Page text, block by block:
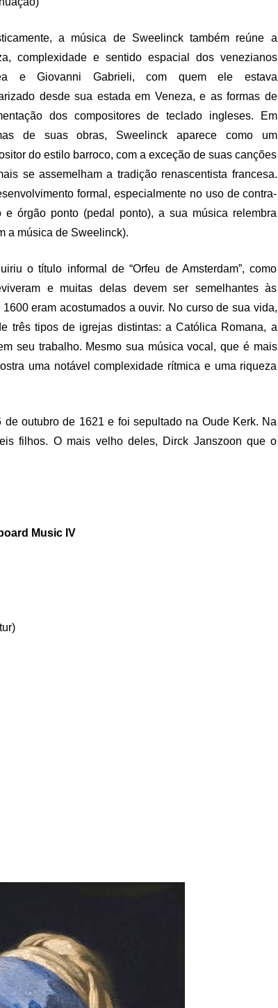
a música de Sweelinck também reúne a
complexidade e sentido espacial dos venezianos
e Giovanni Gabrieli, com quem ele estava
desde sua estada em Veneza, e as formas de
dos compositores de teclado ingleses. Em
de suas obras, Sweelinck aparece como um
do estilo barroco, com a exceção de suas canções
se assemelham a tradição renascentista francesa.
formal, especialmente no uso de contra-
e órgão ponto (pedal ponto), a sua música relembra
a música de Sweelinck).
o título informal de “Orfeu de Amsterdam”, como
e muitas delas devem ser semelhantes às
eram acostumados a ouvir. No curso de sua vida,
três tipos de igrejas distintas: a Católica Romana, a
seu trabalho. Mesmo sua música vocal, que é mais
uma notável complexidade rítmica e uma riqueza
outubro de 1621 e foi sepultado na Oude Kerk. Na
filhos. O mais velho deles, Dirck Janszoon que o
Music IV